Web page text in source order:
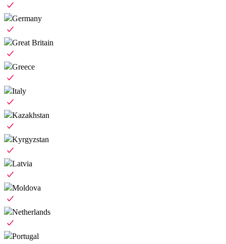
Germany
Great Britain
Greece
Italy
Kazakhstan
Kyrgyzstan
Latvia
Moldova
Netherlands
Portugal